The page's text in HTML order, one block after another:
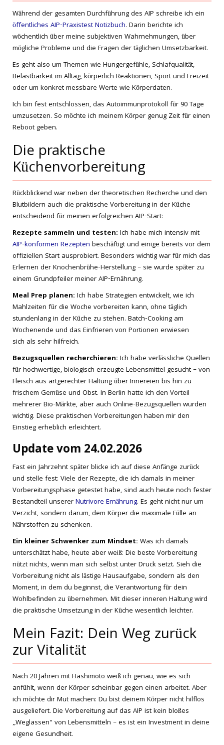
Während der gesamten Durchführung des AIP schreibe ich ein
öffentliches AIP-Praxistest Notizbuch. Darin berichte ich
wöchentlich über meine subjektiven Wahrnehmungen, über
mögliche Probleme und die Fragen der täglichen Umsetzbarkeit.
Es geht also um Themen wie Hungergefühle, Schlafqualität,
Belastbarkeit im Alltag, körperlich Reaktionen, Sport und Freizeit
oder um konkret messbare Werte wie Körperdaten.
Ich bin fest entschlossen, das Autoimmunprotokoll für 90 Tage
umzusetzen. So möchte ich meinem Körper genug Zeit für einen
Reboot geben.
Die praktische
Küchenvorbereitung
Rückblickend war neben der theoretischen Recherche und den
Blutbildern auch die praktische Vorbereitung in der Küche
entscheidend für meinen erfolgreichen AIP-Start:
Rezepte sammeln und testen: Ich habe mich intensiv mit
AIP-konformen Rezepten beschäftigt und einige bereits vor dem
offiziellen Start ausprobiert. Besonders wichtig war für mich das
Erlernen der Knochenbrühe-Herstellung – sie wurde später zu
einem Grundpfeiler meiner AIP-Ernährung.
Meal Prep planen: Ich habe Strategien entwickelt, wie ich
Mahlzeiten für die Woche vorbereiten kann, ohne täglich
stundenlang in der Küche zu stehen. Batch-Cooking am
Wochenende und das Einfrieren von Portionen erwiesen
sich als sehr hilfreich.
Bezugsquellen recherchieren: Ich habe verlässliche Quellen
für hochwertige, biologisch erzeugte Lebensmittel gesucht – von
Fleisch aus artgerechter Haltung über Innereien bis hin zu
frischem Gemüse und Obst. In Berlin hatte ich den Vorteil
mehrerer Bio-Märkte, aber auch Online-Bezugsquellen wurden
wichtig. Diese praktischen Vorbereitungen haben mir den
Einstieg erheblich erleichtert.
Update vom 24.02.2026
Fast ein Jahrzehnt später blicke ich auf diese Anfänge zurück
und stelle fest: Viele der Rezepte, die ich damals in meiner
Vorbereitungsphase getestet habe, sind auch heute noch fester
Bestandteil unsererNutrivore Ernährung. Es geht nicht nur um
Verzicht, sondern darum, dem Körper die maximale Fülle an
Nährstoffen zu schenken.
Ein kleiner Schwenker zum Mindset: Was ich damals
unterschätzt habe, heute aber weiß: Die beste Vorbereitung
nützt nichts, wenn man sich selbst unter Druck setzt. Sieh die
Vorbereitung nicht als lästige Hausaufgabe, sondern als den
Moment, in dem du beginnst, die Verantwortung für dein
Wohlbefinden zu übernehmen. Mit dieser inneren Haltung wird
die praktische Umsetzung in der Küche wesentlich leichter.
Mein Fazit: Dein Weg zurück
zur Vitalität
Nach 20 Jahren mit Hashimoto weiß ich genau, wie es sich
anfühlt, wenn der Körper scheinbar gegen einen arbeitet. Aber
ich möchte dir Mut machen: Du bist deinem Körper nicht hilflos
ausgeliefert. Die Vorbereitung auf das AIP ist kein bloßes
„Weglassen“ von Lebensmitteln – es ist ein Investment in deine
eigene Gesundheit.